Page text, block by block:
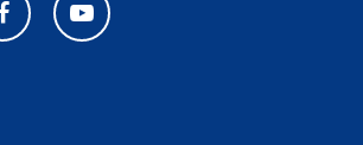
FACEBOOKYOUTUBE